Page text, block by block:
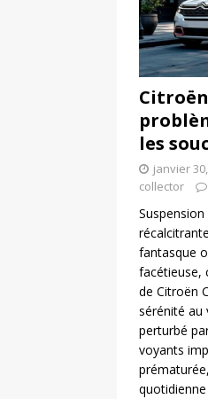
les
janvier
collector
fantasque
facétieuse,
de Citroën
sérénité au
perturbé
voyants